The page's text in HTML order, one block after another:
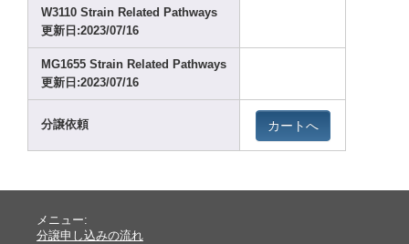
W3110 Strain Related Pathways
更新日:2023/07/16
MG1655 Strain Related Pathways
更新日:2023/07/16
分譲依頼 カートへ
メニュー:
分譲申し込みの流れ